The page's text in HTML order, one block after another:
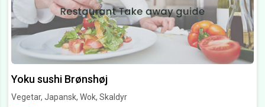
Yoku sushi Brønshøj
Vegetar, Japansk, Wok, Skaldyr